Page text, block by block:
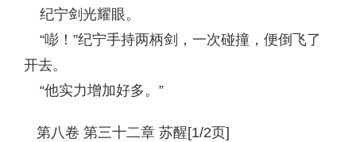
纪宁剑光耀眼。
“嘭！”纪宁手持两柄剑，一次碰撞，便倒飞了
开去。
“他实力增加好多。”
第八卷 第三十二章 苏醒[1/2页]